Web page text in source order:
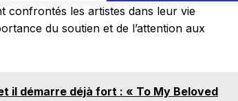
confrontés les artistes dans leur vie
du soutien et de l’attention aux
il démarre déjà fort : « To My Beloved